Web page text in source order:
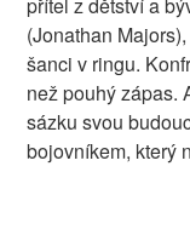
přítel z dětství a
(Jonathan
šanci v ringu.
než pouhý zápas.
sázku svou
bojovníkem, který